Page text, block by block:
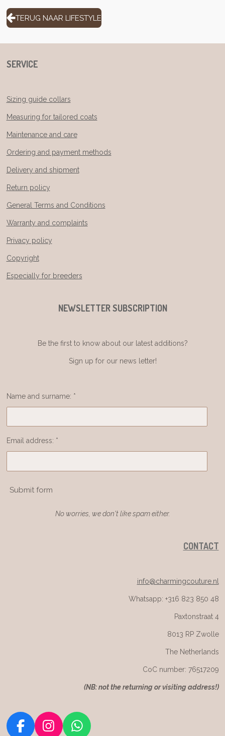
TERUG NAAR LIFESTYLE
SERVICE
Sizing guide collars
Measuring for tailored coats
Maintenance and care
Ordering and payment methods
Delivery and shipment
Return policy
General Terms and Conditions
Warranty and complaints
Privacy policy
Copyright
Especially for breeders
NEWSLETTER SUBSCRIPTION
Be the first to know about our latest additions?
Sign up for our news letter!
Name and surname: *
Email address: *
Submit form
No worries, we don't like spam either.
CONTACT
info@charmingcouture.nl
Whatsapp: +316 823 850 48
Paxtonstraat 4
8013 RP Zwolle
The Netherlands
CoC number: 76517209
(NB: not the returning or visiting address!)
F I W